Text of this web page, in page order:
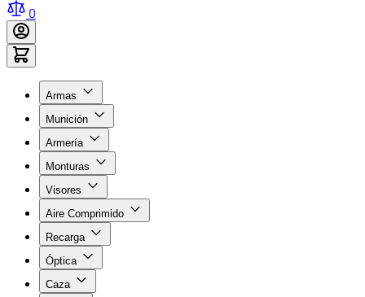
0
Armas
Munición
Armería
Monturas
Visores
Aire Comprimido
Recarga
Óptica
Caza